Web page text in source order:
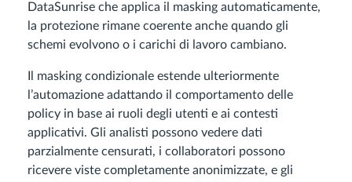
DataSunrise che applica il masking automaticamente,
la protezione rimane coerente anche quando gli
schemi evolvono o i carichi di lavoro cambiano.
Il masking condizionale estende ulteriormente
l’automazione adattando il comportamento delle
policy in base ai ruoli degli utenti e ai contesti
applicativi. Gli analisti possono vedere dati
parzialmente censurati, i collaboratori possono
ricevere viste completamente anonimizzate, e gli